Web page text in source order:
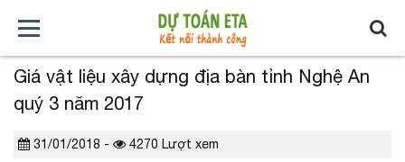
TRANG
CHỦ
GIỚI
THIỆU
TẢI
VỀ
TIN
TỨC
BÁO
GIÁ
KHÓA
HỌC
Giá vật liệu xây dựng địa bàn tỉnh Nghệ An
quý 3 năm 2017
31/01/2018 - 4270 Lượt xem